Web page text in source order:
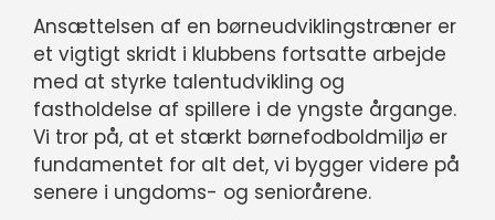
Ansættelsen af en børneudviklingstræner er
et vigtigt skridt i klubbens fortsatte arbejde
med at styrke talentudvikling og
fastholdelse af spillere i de yngste årgange.
Vi tror på, at et stærkt børnefodboldmiljø er
fundamentet for alt det, vi bygger videre på
senere i ungdoms- og seniorårene.